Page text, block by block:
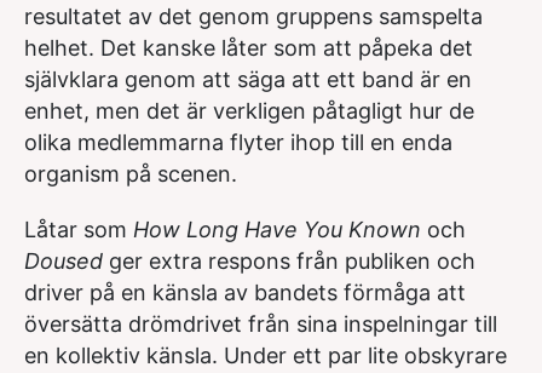
resultatet av det genom gruppens samspelta
helhet. Det kanske låter som att påpeka det
självklara genom att säga att ett band är en
enhet, men det är verkligen påtagligt hur de
olika medlemmarna flyter ihop till en enda
organism på scenen.
Låtar som How Long Have You Known och
Doused ger extra respons från publiken och
driver på en känsla av bandets förmåga att
översätta drömdrivet från sina inspelningar till
en kollektiv känsla. Under ett par lite obskyrare